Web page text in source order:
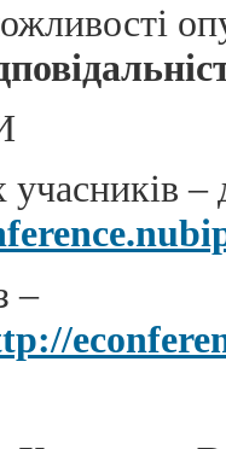
учасників
–